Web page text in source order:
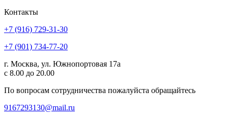
Контакты
+7 (916) 729-31-30
+7 (901) 734-77-20
г. Москва, ул. Южнопортовая 17а
с 8.00 до 20.00
По вопросам сотрудничества пожалуйста обращайтесь
9167293130@mail.ru